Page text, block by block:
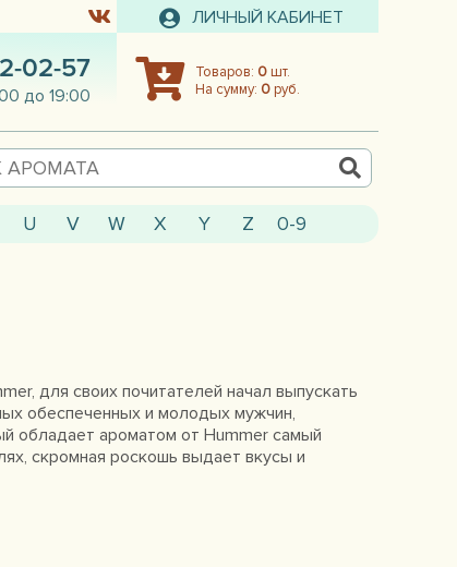
ЛИЧНЫЙ КАБИНЕТ
Товаров: 0шт.
На сумму: 0руб.
02-57
до 19:00
U V W X Y Z 0-9
для своих почитателей начал выпускать
обеспеченных и молодых мужчин,
обладает ароматом от Hummer самый
скромная роскошь выдает вкусы и